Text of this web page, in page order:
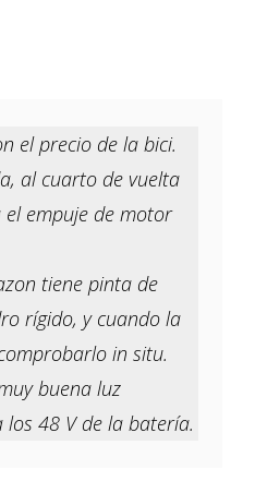
el precio de la bici.
al cuarto de vuelta
el empuje de motor
tiene pinta de
rígido, y cuando la
in situ.
buena luz
48 V de la batería.